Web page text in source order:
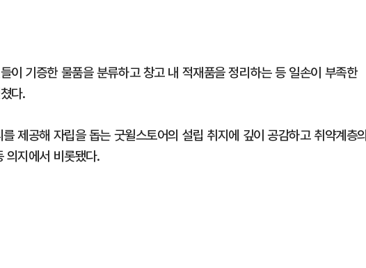
이 기증한 물품을 분류하고 창고 내 적재품을 정리하는 등 일손이 부족한
다.
제공해 자립을 돕는 굿윌스토어의 설립 취지에 깊이 공감하고 취약계층
의지에서 비롯됐다.